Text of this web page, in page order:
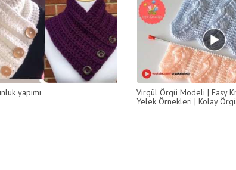
yapımı
Virgül Örgü Modeli | Easy
Yelek Örnekleri | Kolay